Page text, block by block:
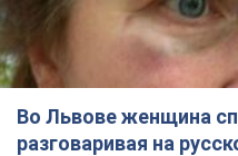
Во Львове женщина
разговаривая на